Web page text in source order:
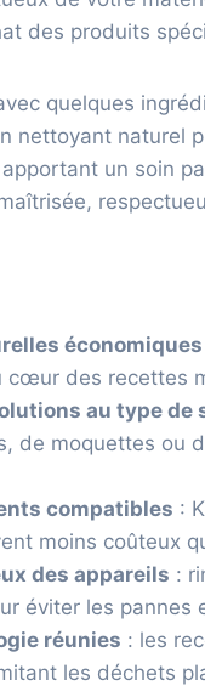
des produits
quelques
nettoyant naturel
un soin
cœur des recettes
au type de
de moquettes ou
compatibles :
moins coûteux
des appareils :
éviter les
réunies : les
les déchets